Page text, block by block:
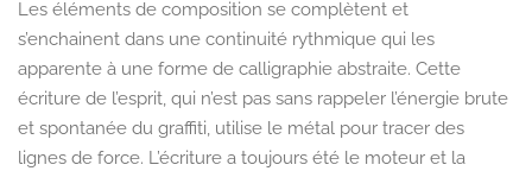
Les éléments de composition se complètent et
s’enchainent dans une continuité rythmique qui les
apparente à une forme de calligraphie abstraite. Cette
écriture de l’esprit, qui n’est pas sans rappeler l’énergie brute
et spontanée du graffiti, utilise le métal pour tracer des
lignes de force. L’écriture a toujours été le moteur et la